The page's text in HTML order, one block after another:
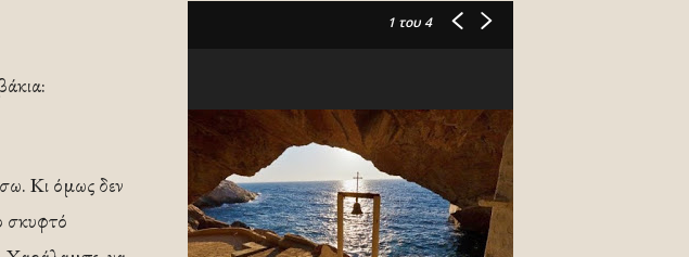
Κι όμως δεν
σκυφτό
1 του 4